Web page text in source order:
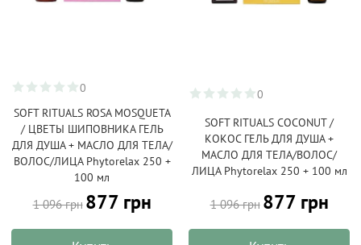
0
SOFT RITUALS ROSA MOSQUETA
/ ЦВЕТЫ ШИПОВНИКА ГЕЛЬ
ДЛЯ ДУША + МАСЛО ДЛЯ ТЕЛА/
ВОЛОС/ЛИЦА Phytorelax 250 +
100 мл
1 096 грн 877 грн
0
SOFT RITUALS COCONUT /
КОКОС ГЕЛЬ ДЛЯ ДУША +
МАСЛО ДЛЯ ТЕЛА/ВОЛОС/
ЛИЦА Phytorelax 250 + 100 мл
1 096 грн 877 грн